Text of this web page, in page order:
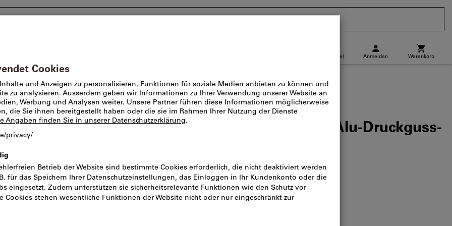
de) Anmelden Warenkorb
Cuttermesser
Sicherheits-Cuttermesser mit Alu-Druckguss-
Artikel-Nr.:500253 Katalog-Nr.:844845